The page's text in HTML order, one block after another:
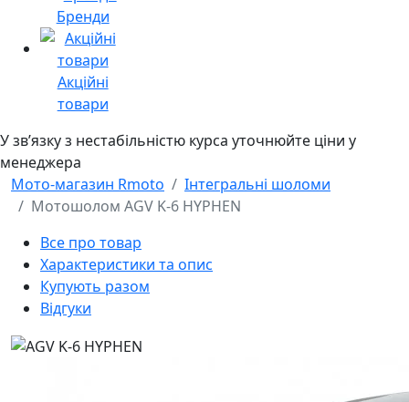
Бренди
Акційні
товари
У звʼязку з нестабільністю курса уточнюйте ціни у
менеджера
Мото-магазин Rmoto
Інтегральні шоломи
Мотошолом AGV K-6 HYPHEN
Все про товар
Характеристики та опис
Купують разом
Відгуки